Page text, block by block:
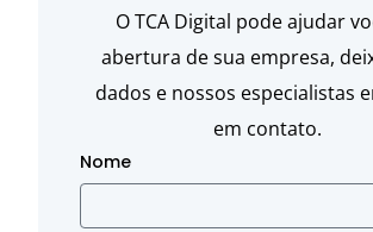
O TCA Digital pode ajudar
abertura de sua empresa,
dados e nossos especialistas
em contato.
Nome